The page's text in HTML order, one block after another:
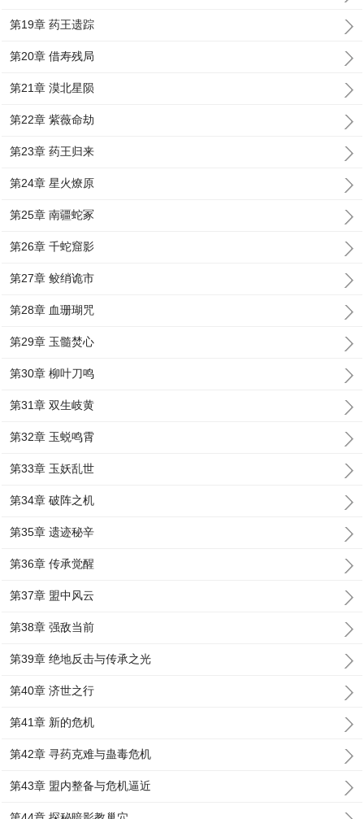
第19章 药王遗踪
第20章 借寿残局
第21章 漠北星陨
第22章 紫薇命劫
第23章 药王归来
第24章 星火燎原
第25章 南疆蛇冢
第26章 千蛇窟影
第27章 鲛绡诡市
第28章 血珊瑚咒
第29章 玉髓焚心
第30章 柳叶刀鸣
第31章 双生岐黄
第32章 玉蜕鸣霄
第33章 玉妖乱世
第34章 破阵之机
第35章 遗迹秘辛
第36章 传承觉醒
第37章 盟中风云
第38章 强敌当前
第39章 绝地反击与传承之光
第40章 济世之行
第41章 新的危机
第42章 寻药克难与蛊毒危机
第43章 盟内整备与危机逼近